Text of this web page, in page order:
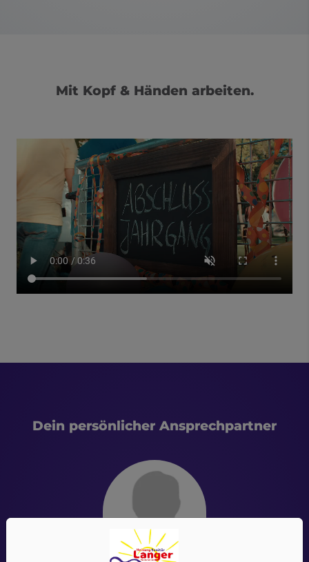
Mit Kopf & Händen arbeiten.
Dein persönlicher Ansprechpartner